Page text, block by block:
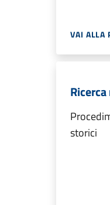
VAI ALLA
storici